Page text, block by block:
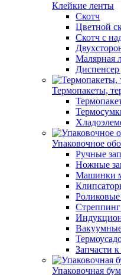
Клейкие ленты
Скотч
Цветной
Скотч с
Малярная
Диспенсер
Термопакеты,
Упаковочное
Ручные
Ножные
Машинки
Запчасти
Упаковочная